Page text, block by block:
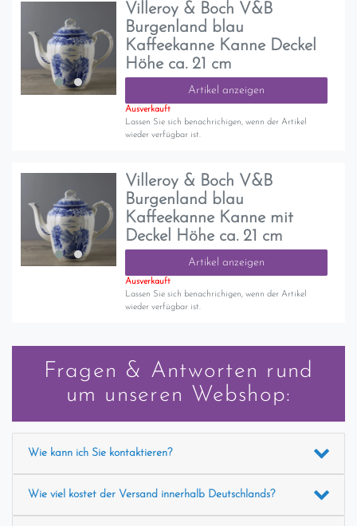
Villeroy & Boch V&B
Burgenland blau
Kaffeekanne Kanne Deckel
Höhe ca. 21 cm
Artikel anzeigen
Ausverkauft
Lassen Sie sich benachrichigen, wenn der Artikel
wieder verfügbar ist.
Villeroy & Boch V&B
Burgenland blau
Kaffeekanne Kanne mit
Deckel Höhe ca. 21 cm
Artikel anzeigen
Ausverkauft
Lassen Sie sich benachrichigen, wenn der Artikel
wieder verfügbar ist.
Fragen & Antworten rund
um unseren Webshop:
Wie kann ich Sie kontaktieren?
Wie viel kostet der Versand innerhalb Deutschlands?